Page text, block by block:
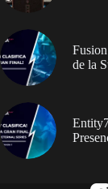
de la